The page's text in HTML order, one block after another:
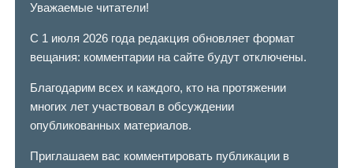
Уважаемые читатели!
С 1 июля 2026 года редакция обновляет формат
вещания: комментарии на сайте будут отключены.
Благодарим всех и каждого, кто на протяжении
многих лет участвовал в обсуждении
опубликованных материалов.
Приглашаем вас комментировать публикации в